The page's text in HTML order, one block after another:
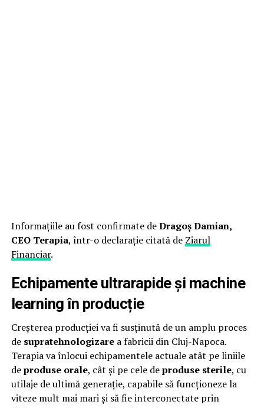
Informațiile au fost confirmate deDragoș Damian,
CEO Terapia, într-o declarație citată de Ziarul
Financiar.
Echipamente ultrarapide și machine
learning în producție
Creșterea producției va fi susținută de un amplu proces
de supratehnologizarea fabricii din Cluj-Napoca.
Terapia va înlocui echipamentele actuale atât pe liniile
deproduse orale, cât și pe cele deproduse sterile, cu
utilaje de ultimă generație, capabile să funcționeze la
viteze mult mai mari și să fie interconectate prin